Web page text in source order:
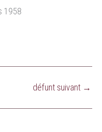
1958
défunt suivant →